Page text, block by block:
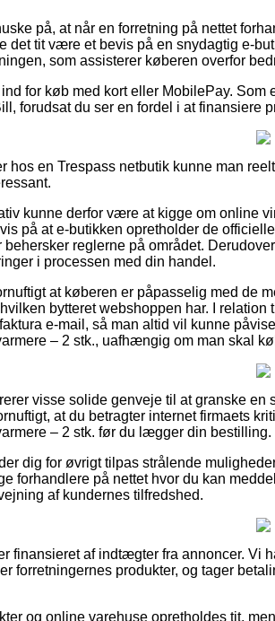
på, at når en forretning på nettet
det tit være et bevis på en snydagtig e-
som assisterer køberen overfor
for køb med kort eller MobilePay. Som
forudsat du ser en fordel i at finansiere
hos en Trespass netbutik kunne man
kunne derfor være at kigge om online
på at e-butikken opretholder de
behersker reglerne på området.
i processen med din handel.
at køberen er påpasselig med de
bytteret webshoppen har. I
e-mail, så man altid vil kunne
– 2 stk., uafhængig om man skal
visse solide genveje til at granske
at du betragter internet firmaets
– 2 stk. før du lægger din bestilling.
dig for øvrigt tilpas strålende
forhandlere på nettet hvor du kan
af kundernes tilfredshed.
finansieret af indtægter fra annoncer. Vi
forretningernes produkter, og tager
og online varehuse opretholdes tit,